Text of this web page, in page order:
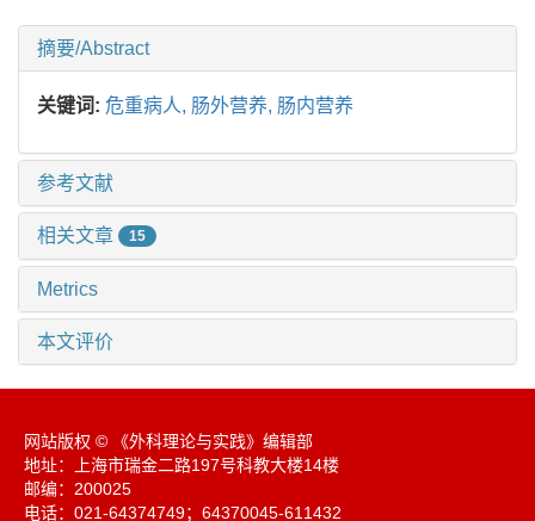
摘要/Abstract
关键词: 危重病人, 肠外营养, 肠内营养
参考文献
相关文章 15
Metrics
本文评价
网站版权 © 《外科理论与实践》编辑部
地址：上海市瑞金二路197号科教大楼14楼
邮编：200025
电话：021-64374749；64370045-611432